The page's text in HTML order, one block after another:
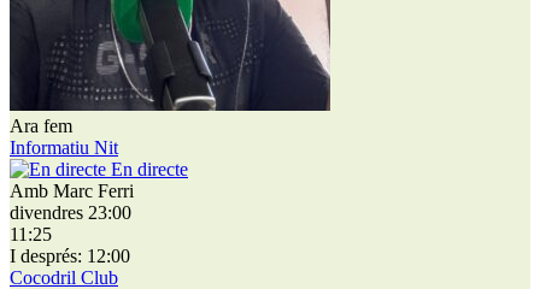
Ara fem
Informatiu Nit
En directe
Amb Marc Ferri
divendres 23:00
11:25
I després: 12:00
Cocodril Club